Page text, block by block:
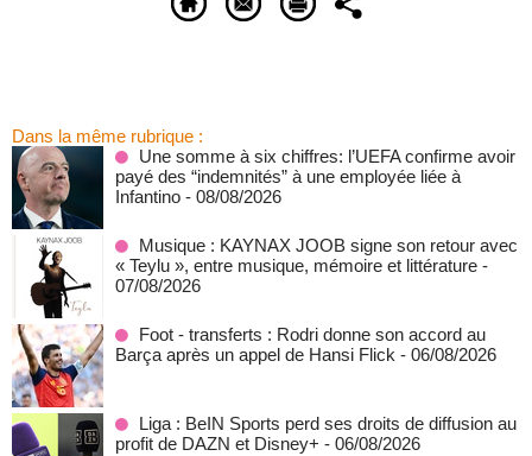
Dans la même rubrique :
Une somme à six chiffres: l’UEFA confirme avoir
payé des “indemnités” à une employée liée à
Infantino - 08/08/2026
Musique : KAYNAX JOOB signe son retour avec
« Teylu », entre musique, mémoire et littérature -
07/08/2026
Foot - transferts : Rodri donne son accord au
Barça après un appel de Hansi Flick - 06/08/2026
Liga : BeIN Sports perd ses droits de diffusion au
profit de DAZN et Disney+ - 06/08/2026